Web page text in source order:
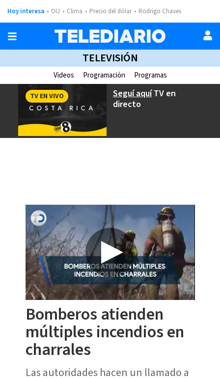
Hoy interesa OIJ Clima Precio del dólar Rodrigo Chaves
TELEVISIÓN
Videos Programación Programas
Seguí aquíTV en
directo
TV EN VIVO
Bomberos atienden
múltiples incendios en
charrales
Las autoridades hacen un llamado a